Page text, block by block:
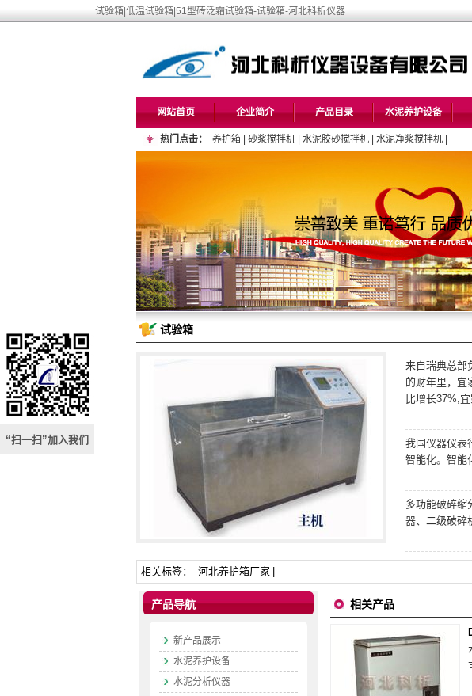
试验箱|低温试验箱|51型砖泛霜试验箱-试验箱-河北科析仪器
网站首页 企业简介 产品目录 水泥养护设备
热门点击： 养护箱 砂浆搅拌机 水泥胶砂搅拌机 水泥净浆搅拌机
试验箱
来自瑞典总部
的财年里，宜
比增长37%;宜
我国仪器仪表
智能化。智能
多功能破碎缩
器、二级破碎
相关标签： 河北养护箱厂家
相关产品
产品导航
新产品展示
水泥养护设备
水泥分析仪器
“扫一扫”加入我们